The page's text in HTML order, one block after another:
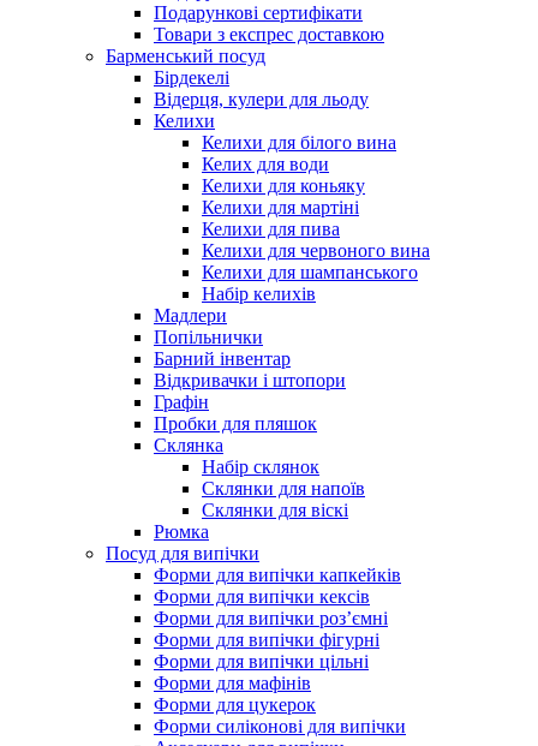
Подарункові сертифікати
Товари з експрес доставкою
Барменський посуд
Бірдекелі
Відерця, кулери для льоду
Келихи
Келихи для білого вина
Келих для води
Келихи для коньяку
Келихи для мартіні
Келихи для пива
Келихи для червоного вина
Келихи для шампанського
Набір келихів
Мадлери
Попільнички
Барний інвентар
Відкривачки і штопори
Графін
Пробки для пляшок
Склянка
Набір склянок
Склянки для напоїв
Склянки для віскі
Рюмка
Посуд для випічки
Форми для випічки капкейків
Форми для випічки кексів
Форми для випічки роз’ємні
Форми для випічки фігурні
Форми для випічки цільні
Форми для мафінів
Форми для цукерок
Форми силіконові для випічки